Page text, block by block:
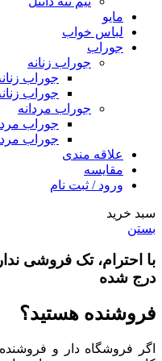
مایو
لباس خواب
جوراب
جوراب زنانه
جوراب
جوراب
جوراب مردانه
جوراب
جوراب
علاقه مندی
مقایسه
ورود / ثبت نام
سبد خرید
بستن
با احترام، تک فروشی
درج شده
فروشنده هستید؟
اگر فروشگاه دار و